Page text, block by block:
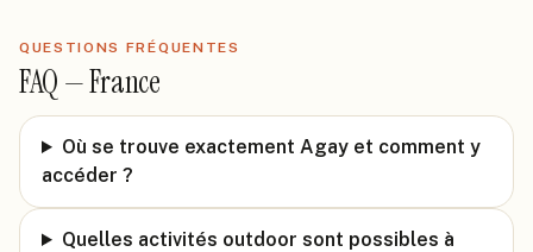
QUESTIONS FRÉQUENTES
FAQ —France
Où se trouve exactement Agay et comment y
accéder ?
Quelles activités outdoor sont possibles à